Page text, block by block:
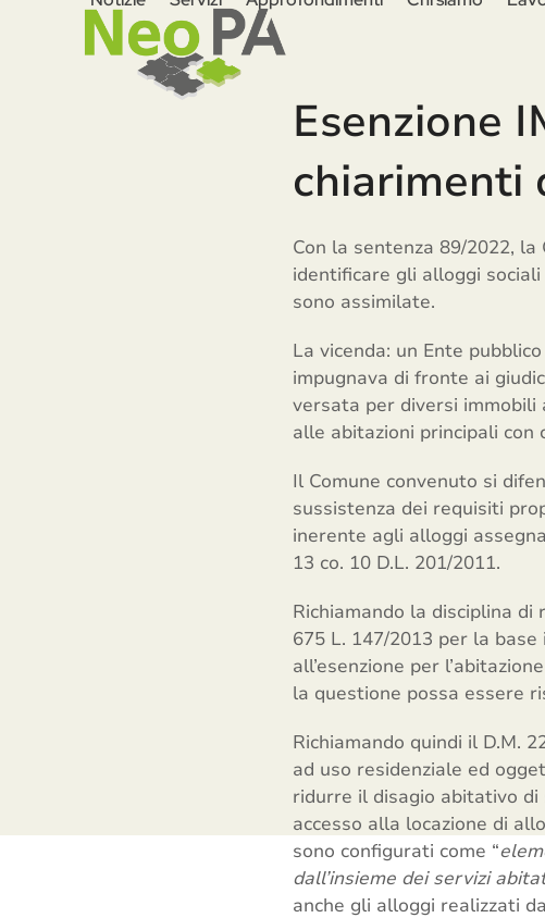
Esenzione
chiarimenti
Con la sentenza 89/2022,
identificare gli alloggi
sono assimilate.
La vicenda: un Ente
impugnava di fronte ai
versata per diversi
alle abitazioni principali con
Il Comune convenuto si
sussistenza dei requisiti
inerente agli alloggi
13 co. 10 D.L. 201/2011.
Richiamando la disciplina
675 L. 147/2013 per la
all’esenzione per
la questione possa essere
Richiamando quindi il D.M.
ad uso residenziale ed
ridurre il disagio abitativo
accesso alla locazione di
sono configurati come “
dall’insieme dei servizi
anche gli alloggi realizzati